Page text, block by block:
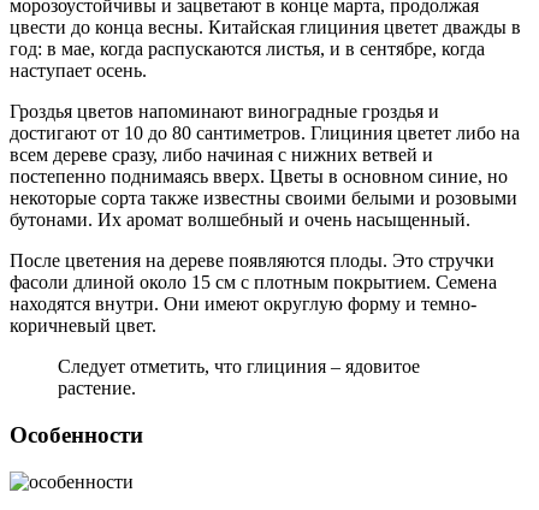
морозоустойчивы и зацветают в конце марта, продолжая
цвести до конца весны. Китайская глициния цветет дважды в
год: в мае, когда распускаются листья, и в сентябре, когда
наступает осень.
Гроздья цветов напоминают виноградные гроздья и
достигают от 10 до 80 сантиметров. Глициния цветет либо на
всем дереве сразу, либо начиная с нижних ветвей и
постепенно поднимаясь вверх. Цветы в основном синие, но
некоторые сорта также известны своими белыми и розовыми
бутонами. Их аромат волшебный и очень насыщенный.
После цветения на дереве появляются плоды. Это стручки
фасоли длиной около 15 см с плотным покрытием. Семена
находятся внутри. Они имеют округлую форму и темно-
коричневый цвет.
Следует отметить, что глициния – ядовитое
растение.
Особенности